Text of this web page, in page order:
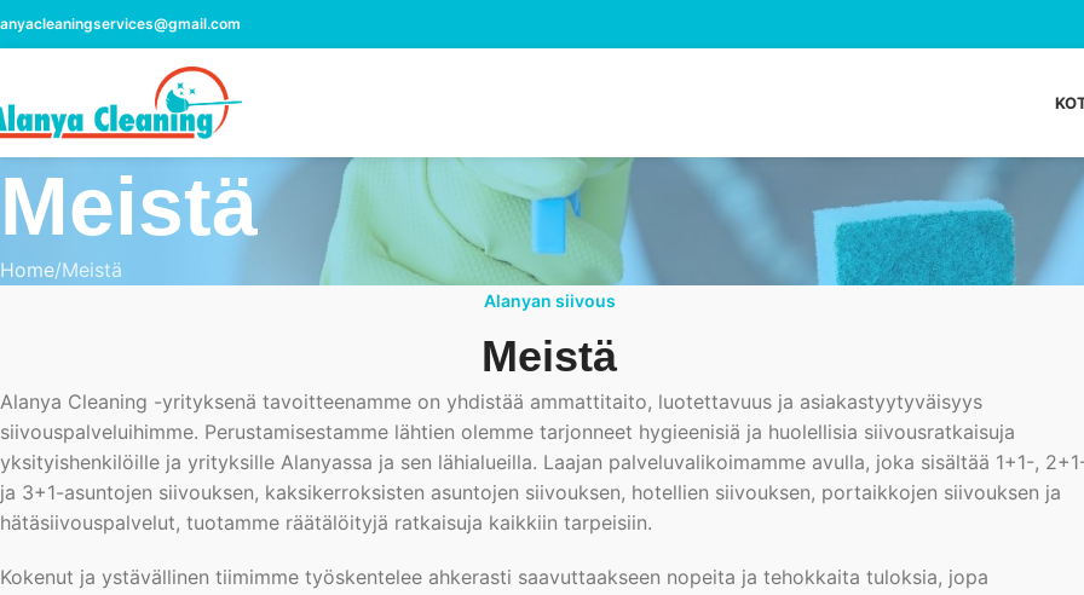
Meistä
Home Meistä
Alanyan siivous
Meistä
Alanya Cleaning -yrityksenä tavoitteenamme on yhdistää ammattitaito, luotettavuus ja asiakastyytyväisyys
siivouspalveluihimme. Perustamisestamme lähtien olemme tarjonneet hygieenisiä ja huolellisia siivousratkaisuja
yksityishenkilöille ja yrityksille Alanyassa ja sen lähialueilla. Laajan palveluvalikoimamme avulla, joka sisältää 1+1-,
ja 3+1-asuntojen siivouksen, kaksikerroksisten asuntojen siivouksen, hotellien siivouksen, portaikkojen siivouksen ja
hätäsiivouspalvelut, tuotamme räätälöityjä ratkaisuja kaikkiin tarpeisiin.
Kokenut ja ystävällinen tiimimme työskentelee ahkerasti saavuttaakseen nopeita ja tehokkaita tuloksia, jopa